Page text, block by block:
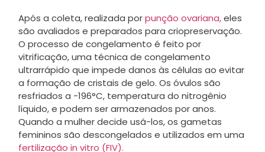
Após a coleta, realizada porpunção ovariana,eles
são avaliados e preparados para criopreservação.
O processo de congelamento é feito por
vitrificação, uma técnica de congelamento
ultrarrápido que impede danos às células ao evitar
a formação de cristais de gelo. Os óvulos são
resfriados a -196°C, temperatura do nitrogênio
líquido, e podem ser armazenados por anos.
Quando a mulher decide usá-los, os gametas
femininos são descongelados e utilizados em uma
fertilização in vitro (FIV).